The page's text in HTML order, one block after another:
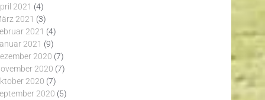
2021 (4)
2021 (3)
2021 (4)
2021 (9)
2020 (7)
2020 (7)
2020 (7)
2020 (5)